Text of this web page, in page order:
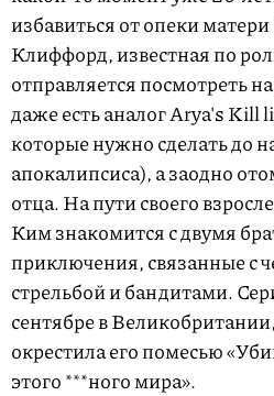
избавиться от опеки
Клиффорд, известная по
отправляется посмотреть
даже есть аналог Arya's
которые нужно сделать до
апокалипсиса), а заодно
отца. На пути своего
Ким знакомится с двумя
приключения, связанные с
стрельбой и бандитами.
сентябре в
окрестила его помесью
этого ***ного мира».